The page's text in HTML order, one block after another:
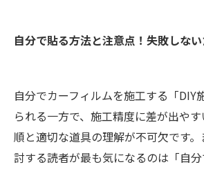
自分で貼る方法と注意点！失敗しな
自分でカーフィルムを施工する「DIY
られる一方で、施工精度に差が出や
順と適切な道具の理解が不可欠です
討する読者が最も気になるのは「自